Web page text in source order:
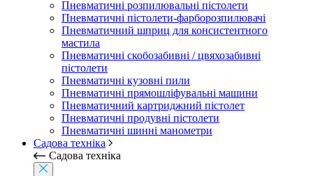
Пневматичні розпилювальні пістолети
Пневматичні пістолети-фарборозпилювачі
Пневматичний шприц для консистентного
мастила
Пневматичні скобозабивні / цвяхозабивні
пістолети
Пневматичні кузовні пили
Пневматичні прямошліфувальні машини
Пневматичний картриджний пістолет
Пневматичні продувні пістолети
Пневматичні шинні манометри
Садова техніка
Садова техніка